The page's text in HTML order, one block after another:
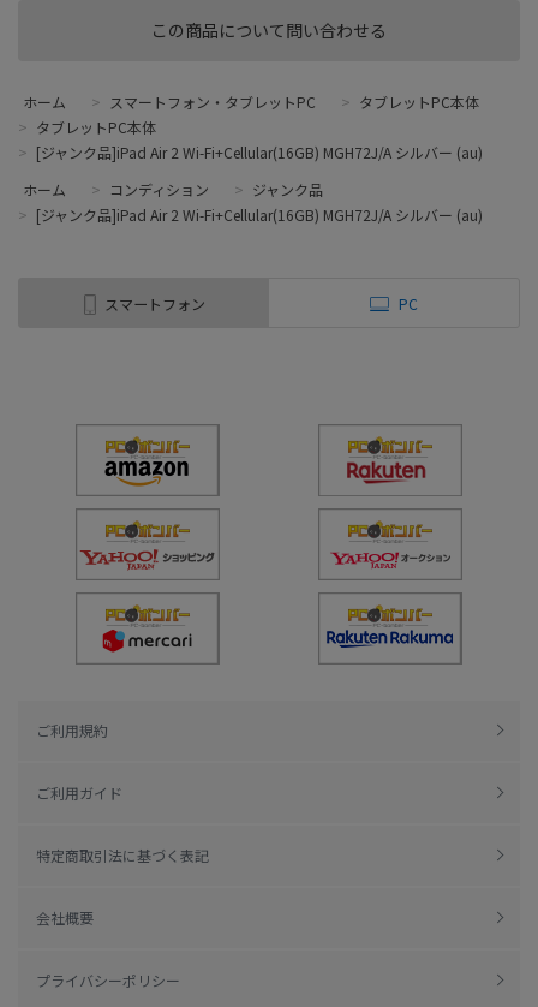
この商品について問い合わせる
ホーム > スマートフォン・タブレットPC > タブレットPC本体
> タブレットPC本体
> [ジャンク品]iPad Air 2 Wi-Fi+Cellular(16GB) MGH72J/A シルバー (au)
ホーム
> コンディション > ジャンク品
> [ジャンク品]iPad Air 2 Wi-Fi+Cellular(16GB) MGH72J/A シルバー (au)
スマートフォン PC
ご利用規約
ご利用ガイド
特定商取引法に基づく表記
会社概要
プライバシーポリシー